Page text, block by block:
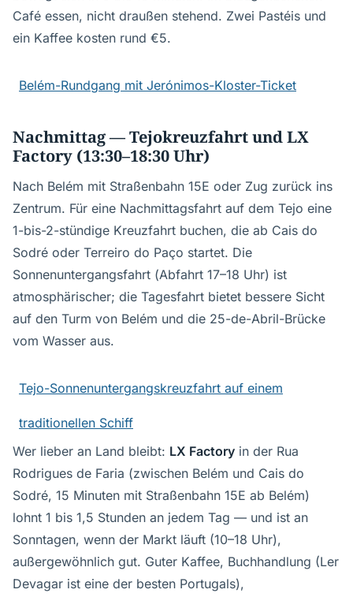
Café essen, nicht draußen stehend. Zwei Pastéis und
ein Kaffee kosten rund €5.
Belém-Rundgang mit Jerónimos-Kloster-Ticket
Nachmittag — Tejokreuzfahrt und LX
Factory (13:30–18:30 Uhr)
Nach Belém mit Straßenbahn 15E oder Zug zurück ins
Zentrum. Für eine Nachmittagsfahrt auf dem Tejo eine
1-bis-2-stündige Kreuzfahrt buchen, die ab Cais do
Sodré oder Terreiro do Paço startet. Die
Sonnenuntergangsfahrt (Abfahrt 17–18 Uhr) ist
atmosphärischer; die Tagesfahrt bietet bessere Sicht
auf den Turm von Belém und die 25-de-Abril-Brücke
vom Wasser aus.
Tejo-Sonnenuntergangskreuzfahrt auf einem
traditionellen Schiff
Wer lieber an Land bleibt: LX Factory in der Rua
Rodrigues de Faria (zwischen Belém und Cais do
Sodré, 15 Minuten mit Straßenbahn 15E ab Belém)
lohnt 1 bis 1,5 Stunden an jedem Tag — und ist an
Sonntagen, wenn der Markt läuft (10–18 Uhr),
außergewöhnlich gut. Guter Kaffee, Buchhandlung (Ler
Devagar ist eine der besten Portugals),